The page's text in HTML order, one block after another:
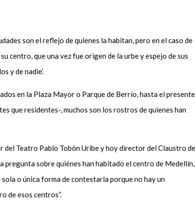
son el reflejo de quienes la habitan, pero en el caso de
centro, que una vez fue origen de la urbe y espejo de sus
y de nadie’.
en la Plaza Mayor o Parque de Berrío, hasta el presente
que residentes-, muchos son los rostros de quienes han
Teatro Pablo Tobón Uribe y hoy director del Claustro de
pregunta sobre quiénes han habitado el centro de Medellín,
sola o única formade contestarlaporque no hay un
de esos centros”.